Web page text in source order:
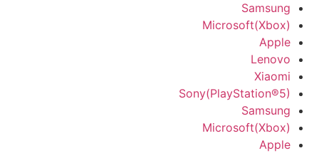
Samsung
Microsoft(Xbox)
Apple
Lenovo
Xiaomi
Sony(PlayStation®5)
Samsung
Microsoft(Xbox)
Apple